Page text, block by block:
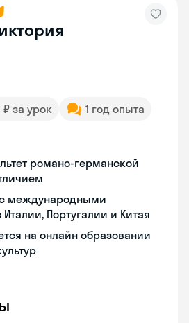
₽ за урок
1 год опыта
романо-германской
международными
Португалии и Китая
на онлайн образовании